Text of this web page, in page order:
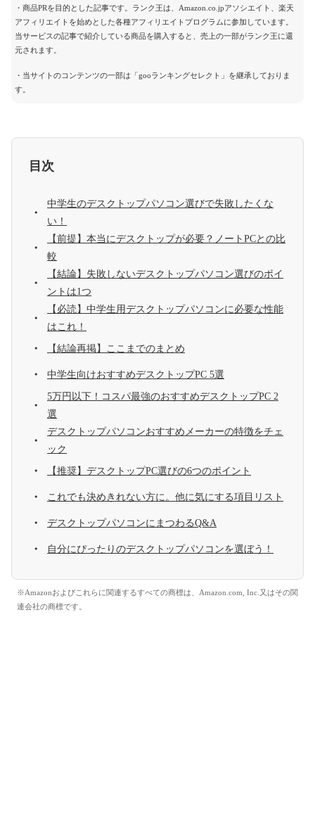
・商品PRを目的とした記事です。ランク王は、Amazon.co.jpアソシエイト、楽天
アフィリエイトを始めとした各種アフィリエイトプログラムに参加しています。
当サービスの記事で紹介している商品を購入すると、売上の一部がランク王に還
元されます。
・当サイトのコンテンツの一部は「gooランキングセレクト」を継承しておりま
す。
目次
中学生のデスクトップパソコン選びで失敗したくな
い！
【前提】本当にデスクトップが必要？ノートPCとの比
較
【結論】失敗しないデスクトップパソコン選びのポイ
ントは1つ
【必読】中学生用デスクトップパソコンに必要な性能
はこれ！
【結論再掲】ここまでのまとめ
中学生向けおすすめデスクトップPC 5選
5万円以下！コスパ最強のおすすめデスクトップPC 2
選
デスクトップパソコンおすすめメーカーの特徴をチェ
ック
【推奨】デスクトップPC選びの6つのポイント
これでも決めきれない方に。他に気にする項目リスト
デスクトップパソコンにまつわるQ&A
自分にぴったりのデスクトップパソコンを選ぼう！
※Amazonおよびこれらに関連するすべての商標は、Amazon.com, Inc.又はその関
連会社の商標です。